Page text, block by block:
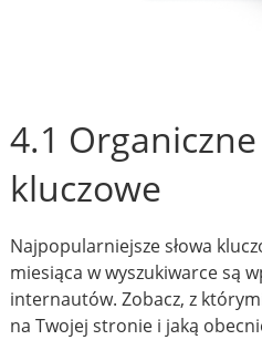
4.1 Organiczne
kluczowe
Najpopularniejsze słowa
miesiąca w wyszukiwarce są
internautów. Zobacz, z
na Twojej stronie i jaką